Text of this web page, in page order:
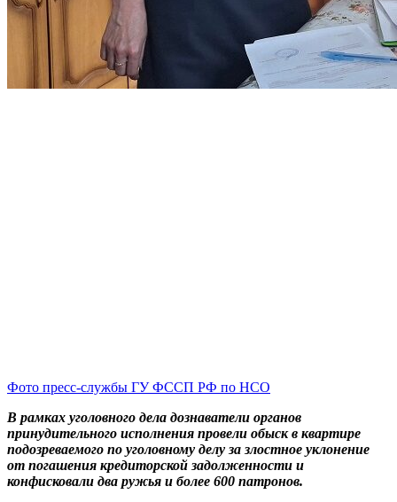
Фото пресс-службы ГУ ФССП РФ по НСО
В рамках уголовного дела дознаватели органов
принудительного исполнения провели обыск в квартире
подозреваемого по уголовному делу за злостное уклонение
от погашения кредиторской задолженности и
конфисковали два ружья и более 600 патронов.